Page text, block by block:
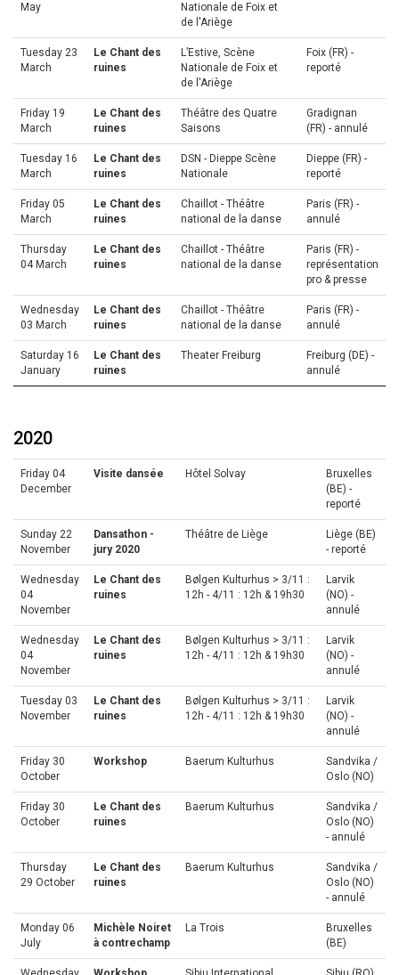
May
Nationale de Foix et
de l'Ariège
Tuesday 23
March
Le Chant des
ruines
L’Estive, Scène
Nationale de Foix et
de l'Ariège
Foix (FR) -
reporté
Friday 19
March
Le Chant des
ruines
Théâtre des Quatre
Saisons
Gradignan
(FR) - annulé
Tuesday 16
March
Le Chant des
ruines
DSN - Dieppe Scène
Nationale
Dieppe (FR) -
reporté
Friday 05
March
Le Chant des
ruines
Chaillot - Théâtre
national de la danse
Paris (FR) -
annulé
Thursday
04 March
Le Chant des
ruines
Chaillot - Théâtre
national de la danse
Paris (FR) -
représentation
pro & presse
Wednesday
03 March
Le Chant des
ruines
Chaillot - Théâtre
national de la danse
Paris (FR) -
annulé
Saturday 16
January
Le Chant des
ruines
Theater Freiburg
Freiburg (DE) -
annulé
2020
Friday 04
December
Visite dansée Hôtel Solvay
Bruxelles
(BE) -
reporté
Sunday 22
November
Dansathon -
jury 2020
Théâtre de Liège
Liège (BE)
- reporté
Wednesday
04
November
Le Chant des
ruines
Bølgen Kulturhus > 3/11 :
12h - 4/11 : 12h & 19h30
Larvik
(NO) -
annulé
Wednesday
04
November
Le Chant des
ruines
Bølgen Kulturhus > 3/11 :
12h - 4/11 : 12h & 19h30
Larvik
(NO) -
annulé
Tuesday 03
November
Le Chant des
ruines
Bølgen Kulturhus > 3/11 :
12h - 4/11 : 12h & 19h30
Larvik
(NO) -
annulé
Friday 30
October
Workshop Baerum Kulturhus
Sandvika /
Oslo (NO)
Friday 30
October
Le Chant des
ruines
Baerum Kulturhus
Sandvika /
Oslo (NO)
- annulé
Thursday
29 October
Le Chant des
ruines
Baerum Kulturhus
Sandvika /
Oslo (NO)
- annulé
Monday 06
July
Michèle Noiret
à contrechamp
La Trois
Bruxelles
(BE)